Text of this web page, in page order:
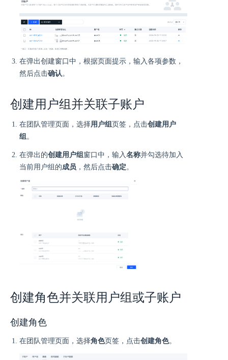
在弹出创建窗口中，根据页面提示，输入各项参数，
然后点击确认 。
创建用户组并关联子账户
在团队管理页面，选择用户组 页签，点击创建用户
组 。
在弹出的创建用户组 窗口中，输入 名称并勾选待加入
当前用户组的成员 ，然后点击确定 。
创建角色并关联用户组或子账户
创建角色
在团队管理页面，选择角色页签，点击创建角色。